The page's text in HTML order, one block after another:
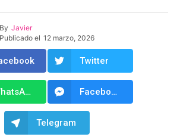
By Javier
Publicado el 12 marzo, 2026
Twitter
WhatsApp Facebook Messenger
Telegram